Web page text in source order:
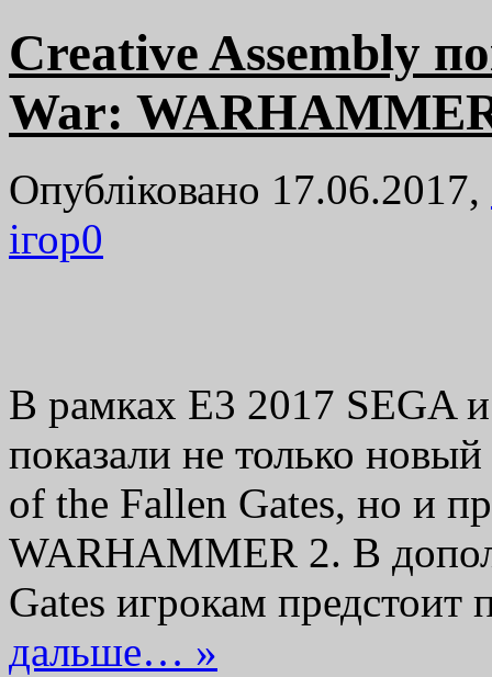
Creative Assembly
War:
Опубліковано 17.06.2017,
ігор0
В рамках E3 2017 SEGA
показали не только
of the Fallen Gates, но и
WARHAMMER 2. В
Gates игрокам предстоит
дальше… »